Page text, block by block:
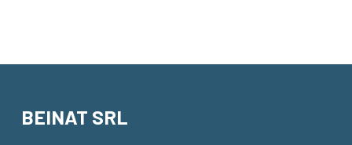
BEINAT SRL